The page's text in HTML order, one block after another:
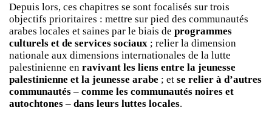
Depuis lors, ces chapitres se sont focalisés sur trois
objectifs prioritaires : mettre sur pied des communautés
arabes locales et saines par le biais de programmes
culturels et de services sociaux ; relier la dimension
nationale aux dimensions internationales de la lutte
palestinienne en ravivant les liens entre la jeunesse
palestinienne et la jeunesse arabe ; et se relier à d’autres
communautés – comme les communautés noires et
autochtones – dans leurs luttes locales.